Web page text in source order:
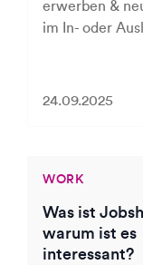
erwerben &
im In- oder
24.09.2025
WORK
Was ist
warum ist es
interessant?